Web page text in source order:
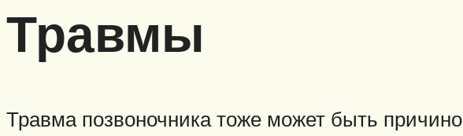
Травмы
Травма позвоночника тоже может быть